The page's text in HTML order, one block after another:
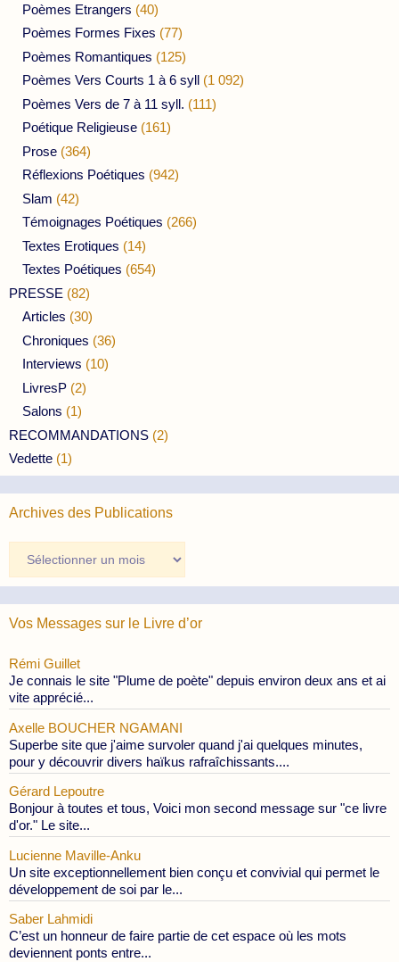
Poèmes Etrangers (40)
Poèmes Formes Fixes (77)
Poèmes Romantiques (125)
Poèmes Vers Courts 1 à 6 syll (1 092)
Poèmes Vers de 7 à 11 syll. (111)
Poétique Religieuse (161)
Prose (364)
Réflexions Poétiques (942)
Slam (42)
Témoignages Poétiques (266)
Textes Erotiques (14)
Textes Poétiques (654)
PRESSE (82)
Articles (30)
Chroniques (36)
Interviews (10)
LivresP (2)
Salons (1)
RECOMMANDATIONS (2)
Vedette (1)
Archives des Publications
des
Publications
Vos Messages sur le Livre d’or
Rémi Guillet
Je connais le site "Plume de poète" depuis environ deux ans et ai
vite apprécié...
Axelle BOUCHER NGAMANI
Superbe site que j'aime survoler quand j'ai quelques minutes,
pour y découvrir divers haïkus rafraîchissants....
Gérard Lepoutre
Bonjour à toutes et tous, Voici mon second message sur "ce livre
d'or." Le site...
Lucienne Maville-Anku
Un site exceptionnellement bien conçu et convivial qui permet le
développement de soi par le...
Saber Lahmidi
C’est un honneur de faire partie de cet espace où les mots
deviennent ponts entre...